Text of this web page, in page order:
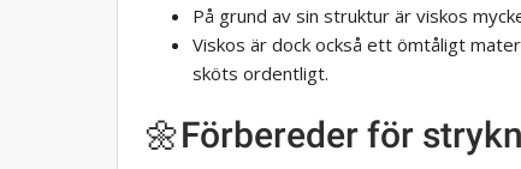
På grund av sin struktur är viskos
Viskos är dock också ett ömtåligt
sköts ordentligt.
🌼Förbereder för